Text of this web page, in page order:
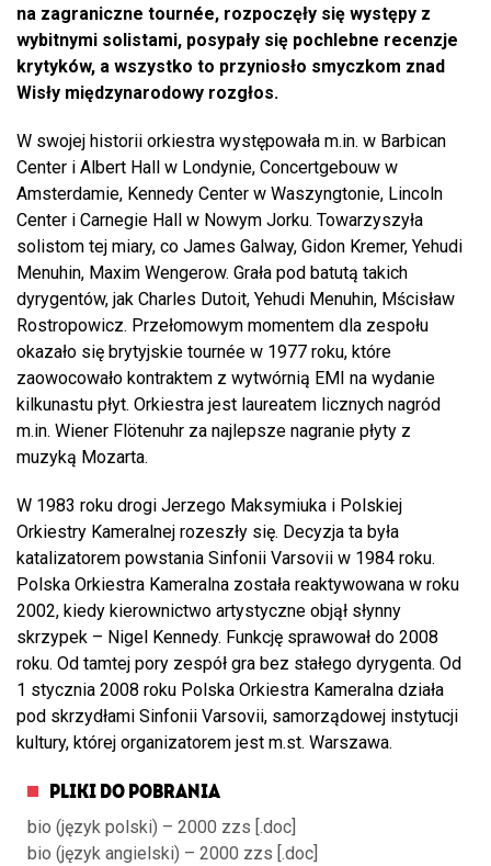
na zagraniczne tournée, rozpoczęły się występy z
wybitnymi solistami, posypały się pochlebne recenzje
krytyków, a wszystko to przyniosło smyczkom znad
Wisły międzynarodowy rozgłos.
W swojej historii orkiestra występowała m.in. w Barbican
Center i Albert Hall w Londynie, Concertgebouw w
Amsterdamie, Kennedy Center w Waszyngtonie, Lincoln
Center i Carnegie Hall w Nowym Jorku. Towarzyszyła
solistom tej miary, co James Galway, Gidon Kremer, Yehudi
Menuhin, Maxim Wengerow. Grała pod batutą takich
dyrygentów, jak Charles Dutoit, Yehudi Menuhin, Mścisław
Rostropowicz. Przełomowym momentem dla zespołu
okazało się brytyjskie tournée w 1977 roku, które
zaowocowało kontraktem z wytwórnią EMI na wydanie
kilkunastu płyt. Orkiestra jest laureatem licznych nagród
m.in. Wiener Flötenuhr za najlepsze nagranie płyty z
muzyką Mozarta.
W 1983 roku drogi Jerzego Maksymiuka i Polskiej
Orkiestry Kameralnej rozeszły się. Decyzja ta była
katalizatorem powstania Sinfonii Varsovii w 1984 roku.
Polska Orkiestra Kameralna została reaktywowana w roku
2002, kiedy kierownictwo artystyczne objął słynny
skrzypek – Nigel Kennedy. Funkcję sprawował do 2008
roku. Od tamtej pory zespół gra bez stałego dyrygenta. Od
1 stycznia 2008 roku Polska Orkiestra Kameralna działa
pod skrzydłami Sinfonii Varsovii, samorządowej instytucji
kultury, której organizatorem jest m.st. Warszawa.
PLIKI DO POBRANIA
bio (język polski) – 2000 zzs [.doc]
bio (język angielski) – 2000 zzs [.doc]